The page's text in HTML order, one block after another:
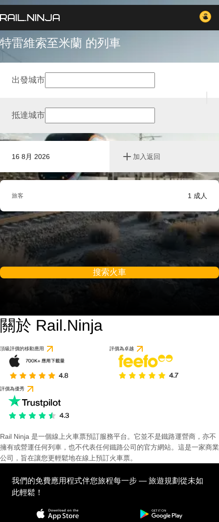
特雷維索至米蘭 的列車
16 8月 2026 加入返回
出發城市
抵達城市
旅客 1 成人
搜索火車
關於 Rail.Ninja
頂級評價的移動應用 評價為卓越
評價為優秀
Rail Ninja 是一個線上火車票預訂服務平台。它並不是鐵路運營商，亦不
擁有或營運任何列車，也不代表任何鐵路公司的官方網站。這是一家商業
公司，旨在讓您更輕鬆地在線上預訂火車票。
我們的免費應用程式伴您旅程每一步 — 旅遊規劃從未如
此輕鬆！